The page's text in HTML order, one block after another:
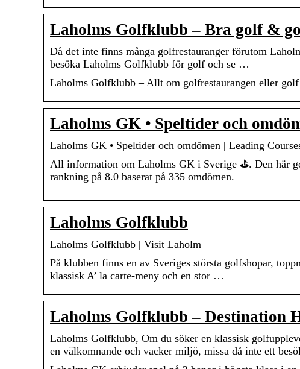
Laholms Golfklubb – Bra golf &
Då det inte finns många golfrestauranger förutom
besöka Laholms Golfklubb för golf och se …
Laholms Golfklubb – Allt om golfrestaurangen eller
Laholms GK • Speltider och
Laholms GK • Speltider och omdömen | Leading
All information om Laholms GK i Sverige ⛳. Den här
rankning på 8.0 baserat på 335 omdömen.
Laholms Golfklubb
Laholms Golfklubb | Visit Laholm
På klubben finns en av Sveriges största golfshopar,
klassisk A’ la carte-meny och en stor …
Laholms Golfklubb – Destination
Laholms Golfklubb, Om du söker en klassisk
en välkomnande och vacker miljö, missa då inte ett